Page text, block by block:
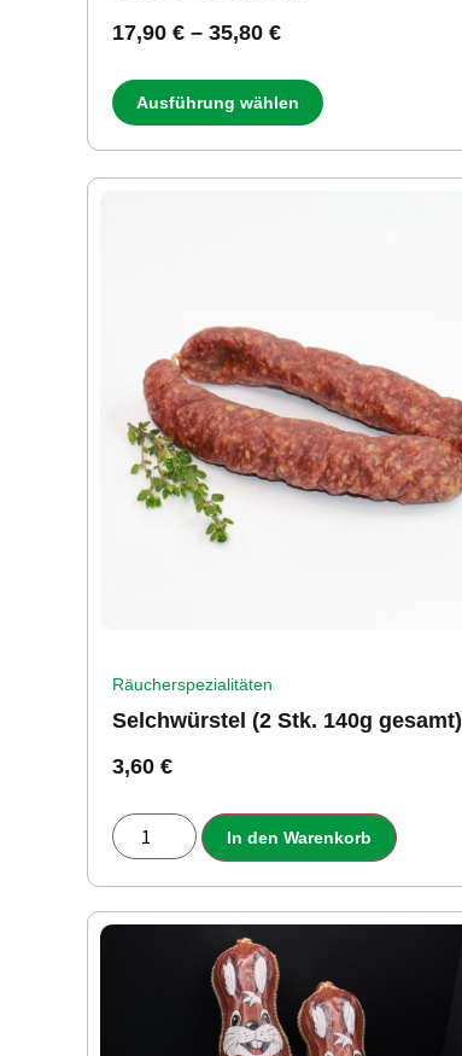
17,90 € – 35,80 €
Ausführung wählen
Räucherspezialitäten
Selchwürstel (2 Stk. 140g gesamt)
3,60 €
In den Warenkorb